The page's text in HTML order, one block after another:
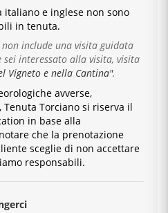
italiano e inglese non sono
in tenuta.
include una visita guidata
interessato alla visita, visita
Vigneto e nella Cantina".
avverse,
Torciano si riserva il
in base alla
che la prenotazione
sceglie di non accettare
responsabili.